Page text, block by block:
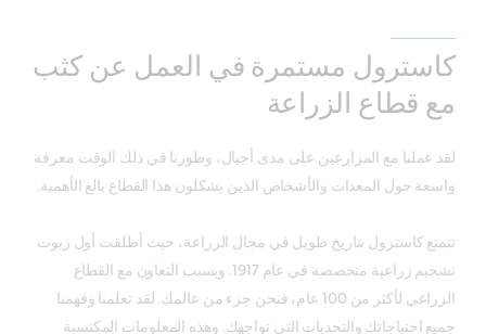
كاسترول مستمرة في العمل عن كثب
مع قطاع الزراعة
لقد عملنا مع المزارعين على مدى أجيال، وطورنا في ذلك الوقت معرفة
واسعة حول المعدات والأشخاص الذين يشكلون هذا القطاع بالغ الأهمية.
تتمتع كاسترول بتاريخ طويل في مجال الزراعة، حيث أطلقت أول زيوت
تشحيم زراعية متخصصة في عام 1917. وبسبب التعاون مع القطاع
الزراعي لأكثر من 100 عام، فنحن جزء من عالمك. لقد تعلمنا وفهمنا
جميع احتياجاتك والتحديات التي تواجهك. وهذه المعلومات المكتسبة